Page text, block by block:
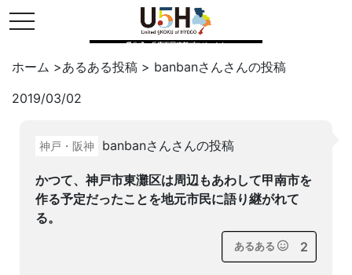
toggle navigation
県公式・兵庫五国連邦プロジェクト
ホーム >あるある投稿 > banbanさんさんの投稿
2019/03/02
神戸・阪神 banbanさんさんの投稿
かつて、神戸市東灘区は周辺もあわして甲南市を
作る予定だったことを地元市民に語り継がれて
る。
あるある 2